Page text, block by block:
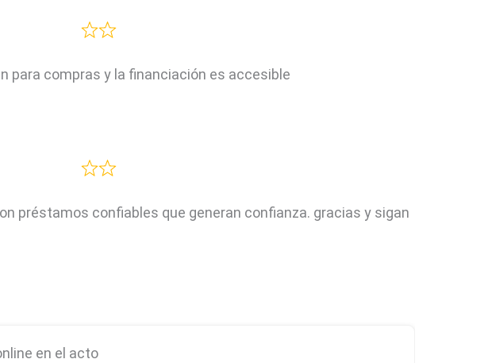
para compras y la financiación es accesible
préstamos confiables que generan confianza. gracias y sigan
en el acto